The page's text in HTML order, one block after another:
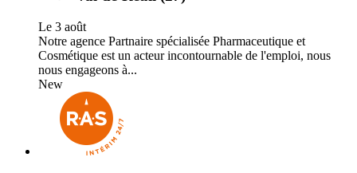
Le 3 août
Notre agence Partnaire spécialisée Pharmaceutique et
Cosmétique est un acteur incontournable de l'emploi, nous
nous engageons à...
New